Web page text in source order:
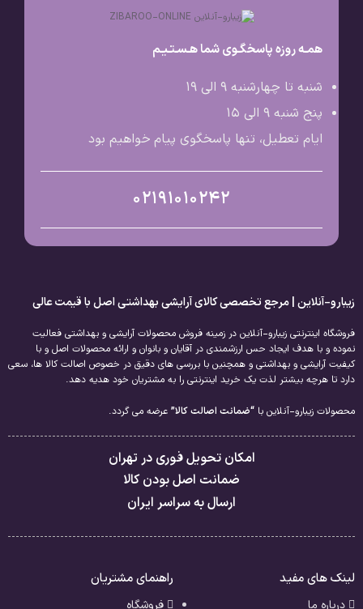
همـه روزه پاسخگـوی شما هـسـتـیـم
شنبه تا چهارشنبه 9 الی ۱۹
پنج شنبه 9 الی ۱۵
ایام تعطیل، تنها پاسخگوی پیام خواهیم بود
02191010242
زیبارو-آنلاین | مرجع تخصصی کالای آرایشی بهداشتی اصل با قیمت عالی
فروشگاه اینترنتی زیبارو-آنلاین در زمینه فروش محصولات آرایشی و بهداشتی فعالیت
نموده و با هدف ایجاد حس ارزشمندی در آقایان و بانوان و ارائه محصولات اصل و با
کیفیت آرایشی و بهداشتی و همچنین با بررسی های دقیق در خصوص اصالت کالا ها، سعی
دارد تا هرچه بیشتر لذت یک خرید اینترنتی را به مشتریان خود هدیه دهد.
محصولات زیبارو-آنلاین با “ضمانت اصالت کالا” عرضه می گردد.
امکان تحویل فوری در تهران
ضمانت اصل بودن کالا
ارسال به سراسر ایران
لینک های مفید
درباره ما
راهنمای مشتریان
فروشگاه